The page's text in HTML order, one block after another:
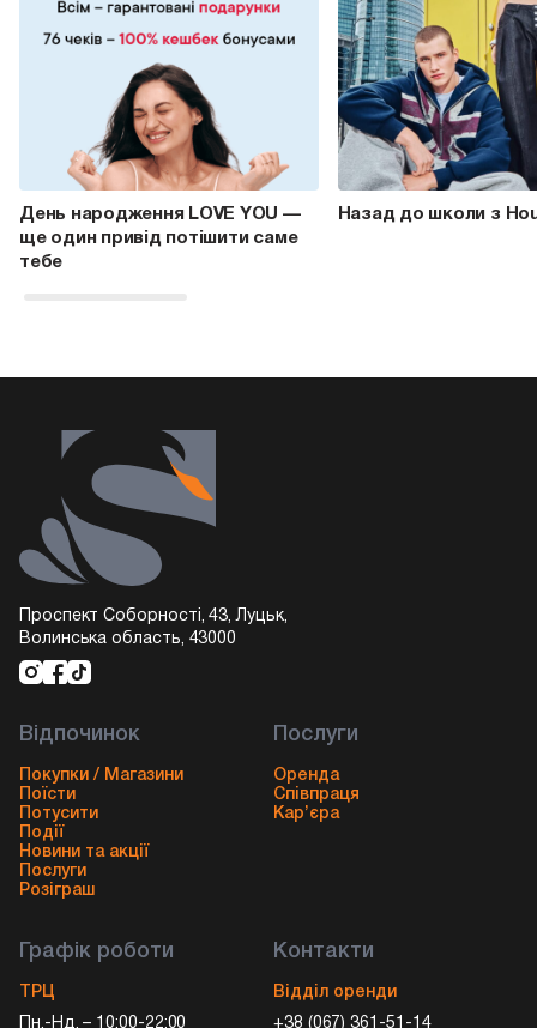
День народження LOVE YOU —
ще один привід потішити саме
тебе
Назад до школи з
Проспект Соборності, 43, Луцьк,
Волинська область, 43000
Відпочинок
Покупки / Магазини
Поїсти
Потусити
Події
Новини та акції
Послуги
Розіграш
Послуги
Оренда
Співпраця
Кар’єра
Графік роботи
ТРЦ
Пн.-Нд. – 10:00-22:00
Контакти
Відділ оренди
+38 (067) 361-51-14